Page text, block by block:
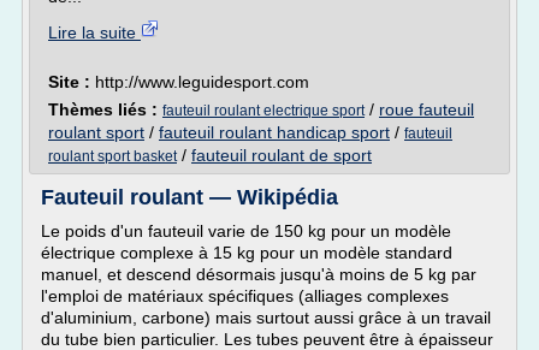
Lire la suite
Site : http://www.leguidesport.com
Thèmes liés : fauteuil roulant electrique sport/ roue fauteuil
roulant sport / fauteuil roulant handicap sport / fauteuil
roulant sport basket/ fauteuil roulant de sport
Fauteuil roulant — Wikipédia
Le poids d'un fauteuil varie de 150 kg pour un modèle
électrique complexe à 15 kg pour un modèle standard
manuel, et descend désormais jusqu'à moins de 5 kg par
l'emploi de matériaux spécifiques (alliages complexes
d'aluminium, carbone) mais surtout aussi grâce à un travail
du tube bien particulier. Les tubes peuvent être à épaisseur